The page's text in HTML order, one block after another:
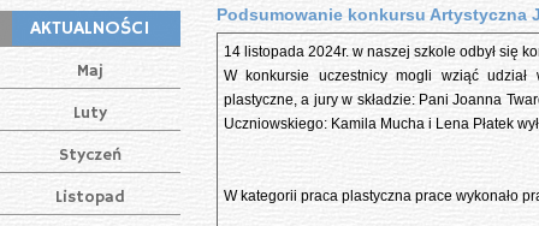
AKTUALNOŚCI
Maj
Luty
Styczeń
Listopad
Podsumowanie konkursu Artystyczna
14 listopada 2024r. w naszej szkole odbył się
W konkursie uczestnicy mogli wziąć
plastyczne, a jury w składzie: Pani Joanna
Uczniowskiego: Kamila Mucha i Lena Płatek
W kategorii praca plastyczna prace wykonało